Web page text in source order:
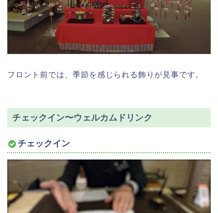
フロント前では、季節を感じられる飾りが見事です。
チェックイン〜ウェルカムドリンク
チェックイン